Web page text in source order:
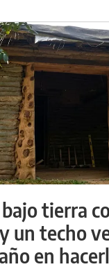
bajo tierra
un techo
en